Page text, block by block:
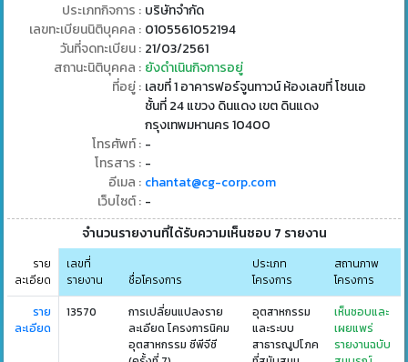
ประเภทกิจการ : บริษัทจำกัด
เลขทะเบียนนิติบุคคล : 0105561052194
วันที่จดทะเบียน : 21/03/2561
สถานะนิติบุคคล : ยังดำเนินกิจการอยู่
ที่อยู่ : เลขที่ 1 อาคารฟอร์จูนทาวน์ ห้องเลขที่ โซนเอ
ชั้นที่ 24 แขวง ดินแดง เขต ดินแดง
กรุงเทพมหานคร 10400
โทรศัพท์ : -
โทรสาร : -
อีเมล : chantat@cg-corp.com
เว็บไซต์ : -
จำนวนรายงานที่ได้รับความเห็นชอบ 7 รายงาน
ราย
ละเอียด
เลขที่
รายงาน
ชื่อโครงการ
ประเภท
โครงการ
สถานภาพ
โครงการ
ราย
ละเอียด
13570
การเปลี่ยนแปลงราย
ละเอียด โครงการนิคม
อุตสาหกรรม ซีพีจีซี
อุตสาหกรรม
และระบบ
สาธารณูปโภค
เห็นชอบและ
เผยแพร่
รายงานฉบับ